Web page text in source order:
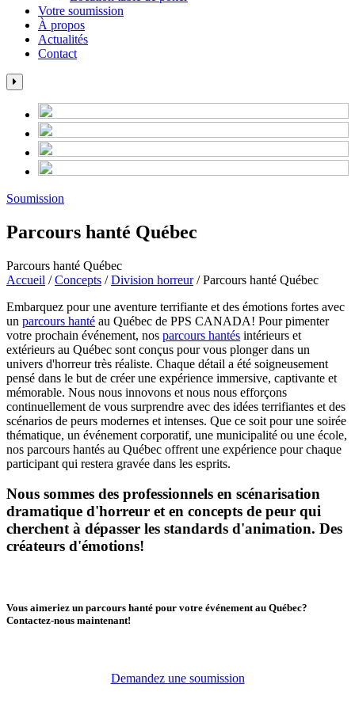
Votre soumission
À propos
Actualités
Contact
Soumission
Parcours hanté Québec
Parcours hanté Québec
Accueil /Concepts /Division horreur/Parcours hanté Québec
Embarquez pour une aventure terrifiante et des émotions fortes avec
un parcours hanté au Québec de PPS CANADA! Pour pimenter
votre prochain événement, nos parcours hantés intérieurs et
extérieurs au Québec sont conçus pour vous plonger dans un
univers d'horreur très réaliste. Chaque détail a été soigneusement
pensé dans le but de créer une expérience immersive, captivante et
mémorable. Nous nous innovons et nous nous efforçons
continuellement de vous surprendre avec des idées terrifiantes et des
scénarios de peurs modernes et intenses. Que ce soit pour une soirée
thématique, un événement corporatif, une municipalité ou une école,
nos parcours hantés au Québec offrent une expérience pour chaque
participant qui restera gravée dans les esprits.
Nous sommes des professionnels en scénarisation
dramatique d'horreur et en concepts de peur qui
cherchent à dépasser les standards d'animation. Des
créateurs d'émotions!
Vous aimeriez un parcours hanté pour votre événement au Québec?
Contactez-nous maintenant!
Demandez une soumission